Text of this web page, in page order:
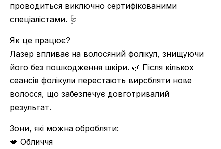
проводиться виключно сертифікованими
спеціалістами. 🩺
Як це працює?
Лазер впливає на волосяний фолікул, знищуючи
його без пошкодження шкіри. 🌿 Після кількох
сеансів фолікули перестають виробляти нове
волосся, що забезпечує довготривалий
результат.
Зони, які можна обробляти:
💋 Обличчя